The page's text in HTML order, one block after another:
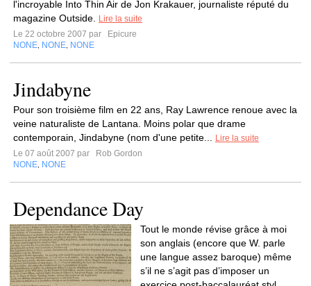
l'incroyable Into Thin Air de Jon Krakauer, journaliste réputé du
magazine Outside.
Lire la suite
Le 22 octobre 2007 par
Epicure
NONE NONE NONE
Jindabyne
Pour son troisième film en 22 ans, Ray Lawrence renoue avec la
veine naturaliste de Lantana. Moins polar que drame
contemporain, Jindabyne (nom d'une petite...
Lire la suite
Le 07 août 2007 par
Rob Gordon
NONE NONE
Dependance Day
Tout le monde révise grâce à moi
son anglais (encore que W. parle
une langue assez baroque) même
s’il ne s’agit pas d’imposer un